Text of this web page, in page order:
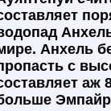
Анхель
с
аж